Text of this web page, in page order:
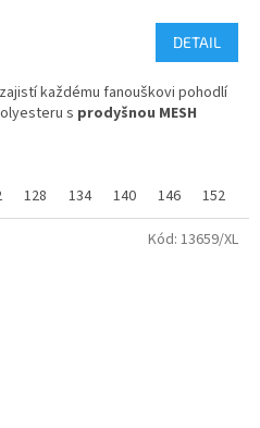
DETAIL
zajistí každému fanouškovi pohodlí
s prodyšnou MESH
128 134 140 146 152
Kód: 13659/XL